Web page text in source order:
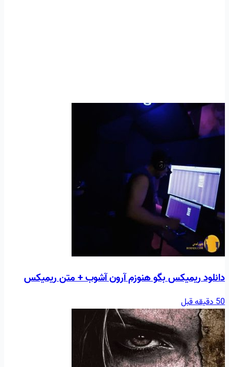
دانلود ریمیکس بگو هنوزم آرون آشوب + متن ریمیکس
50 دقیقه قبل